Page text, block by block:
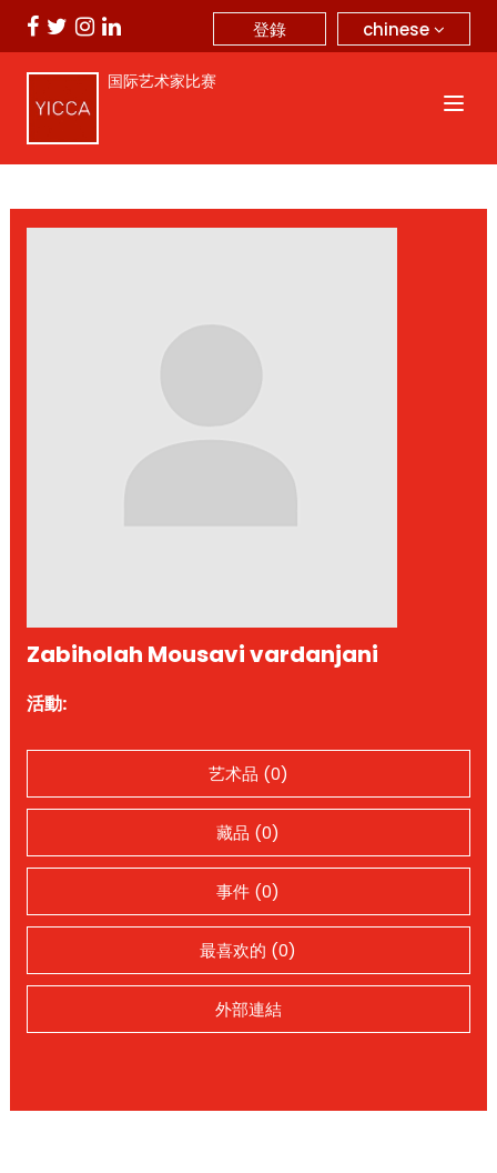
chinese
登錄
国际艺术家比赛
Zabiholah Mousavi vardanjani
活動:
艺术品 (0)
藏品 (0)
事件 (0)
最喜欢的 (0)
外部連結